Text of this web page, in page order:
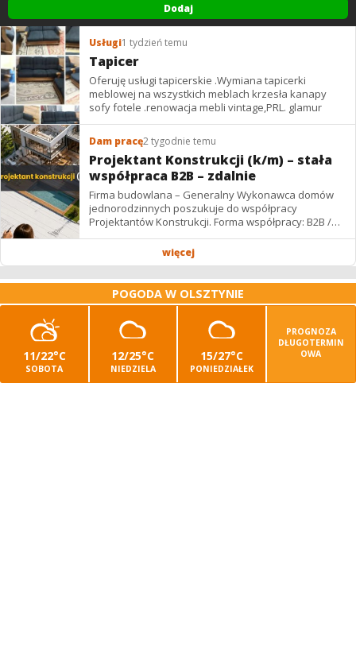
Dodaj
Usługi1 tydzień temu
Tapicer
Oferuję usługi tapicerskie .Wymiana tapicerki
meblowej na wszystkich meblach krzesła kanapy
sofy fotele .renowacja mebli vintage,PRL. glamur
Dam pracę2 tygodnie temu
Projektant Konstrukcji (k/m) – stała
współpraca B2B – zdalnie
Firma budowlana – Generalny Wykonawca domów
jednorodzinnych poszukuje do współpracy
Projektantów Konstrukcji. Forma współpracy: B2B /
podwykonawstwo – zdalnie. Wynagrodzenie: ✔
więcej
POGODA W OLSZTYNIE
11/22°C
SOBOTA
12/25°C
NIEDZIELA
15/27°C
PONIEDZIAŁEK
PROGNOZA
DŁUGOTERMIN
OWA